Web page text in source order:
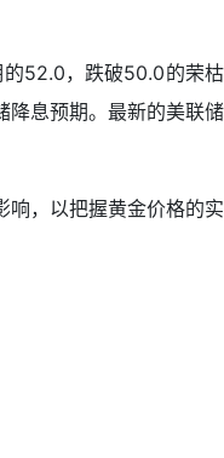
的52.0，跌破50.0的荣枯
降息预期。最新的美联储
响，以把握黄金价格的实